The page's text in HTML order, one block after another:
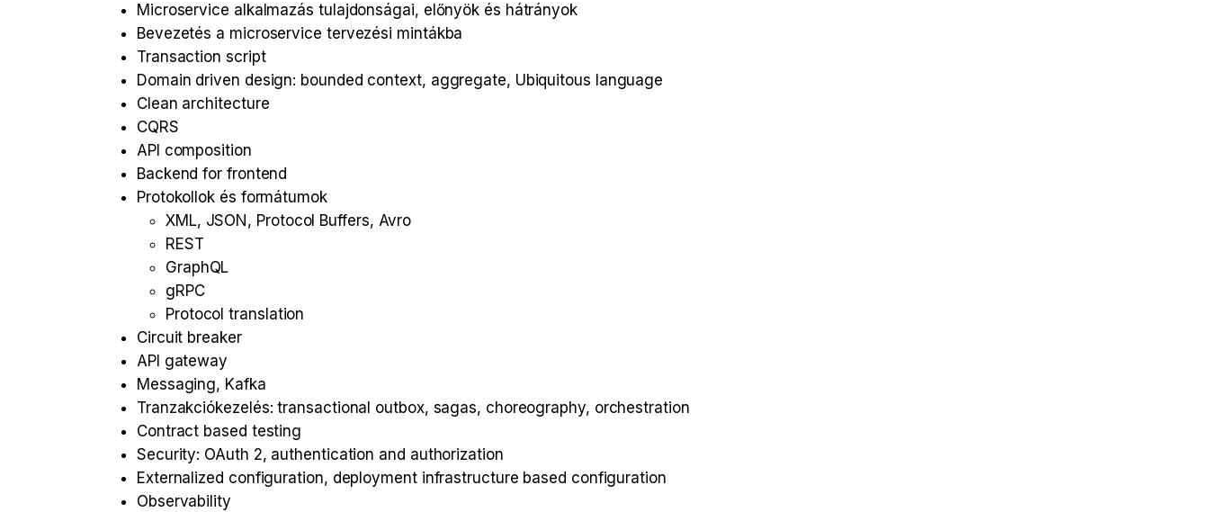
Microservice alkalmazás tulajdonságai, előnyök és hátrányok
Bevezetés a microservice tervezési mintákba
Transaction script
Domain driven design: bounded context, aggregate, Ubiquitous language
Clean architecture
CQRS
API composition
Backend for frontend
Protokollok és formátumok
XML, JSON, Protocol Buffers, Avro
REST
GraphQL
gRPC
Protocol translation
Circuit breaker
API gateway
Messaging, Kafka
Tranzakciókezelés: transactional outbox, sagas, choreography, orchestration
Contract based testing
Security: OAuth 2, authentication and authorization
Externalized configuration, deployment infrastructure based configuration
Observability